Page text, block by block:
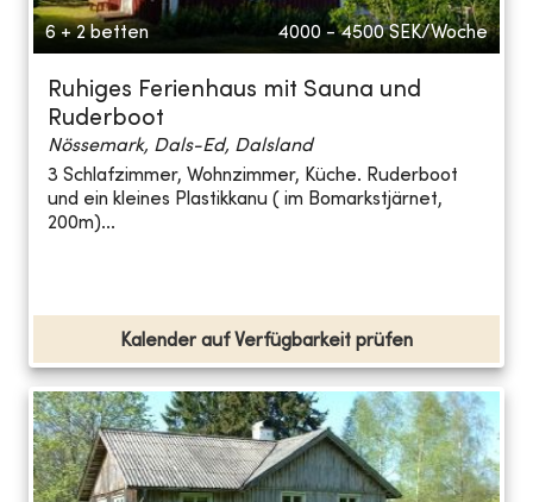
6 + 2 betten 4000 - 4500 SEK/Woche
Ruhiges Ferienhaus mit Sauna und
Ruderboot
Nössemark, Dals-Ed, Dalsland
3 Schlafzimmer, Wohnzimmer, Küche. Ruderboot
und ein kleines Plastikkanu ( im Bomarkstjärnet,
200m)...
Kalender auf Verfügbarkeit prüfen